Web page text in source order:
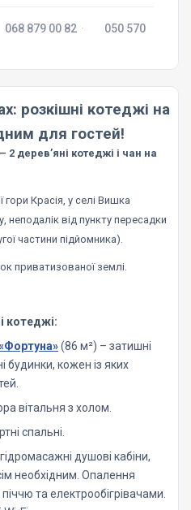
068 879 00 82 ·
050 570
розкішні котеджі на
для гостей!
дерев’яні котеджі і чан на
гори Красія, у селі Вишка
неподалік від пункту пересадки
частини підйомника).
приватизованої землі.
котеджі:
(86 м²) – затишні
будинки, кожен із яких
вітальня з холом.
спальні.
душові кабіни,
необхідним. Опалення
та електрообігрівачами.